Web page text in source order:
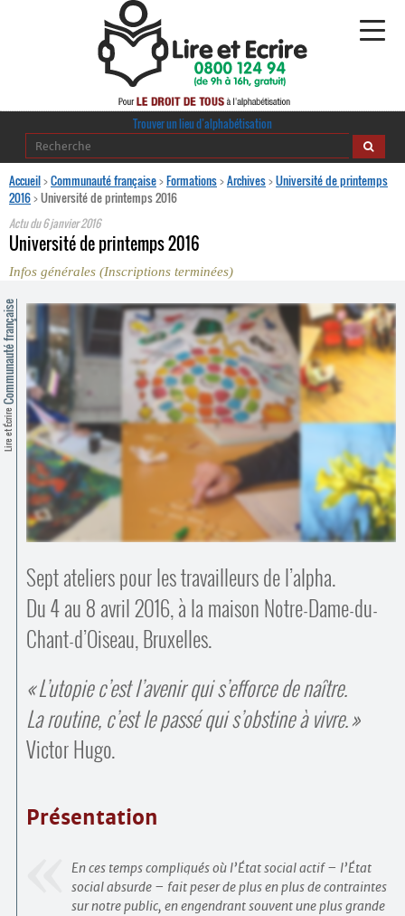
Alphabétisation
Regards croisés
Ressources pédagogiques
Comprendre et parler
Bienvenue en Belgique
Espace presse
Contacts
Trouver un lieu d’alphabétisation
Trouver un lieu d’alphabétisation
Accueil>Communauté française>Formations>Archives>Université de printemps
2016>Université de printemps 2016
Actu du6 janvier 2016
Université de printemps 2016
Infos générales (Inscriptions terminées)
Lire et Écrire
Communauté française
Sept ateliers pour les travailleurs de l’alpha.
Du 4 au 8 avril 2016, à la maison Notre-Dame-du-
Chant-d’Oiseau, Bruxelles.
L’utopie c’est l’avenir qui s’efforce de naître.
La routine, c’est le passé qui s’obstine à vivre.
Victor Hugo.
Présentation
En ces temps compliqués où l’État social actif – l’État
social absurde – fait peser de plus en plus de contraintes
sur notre public, en engendrant souvent une plus grande